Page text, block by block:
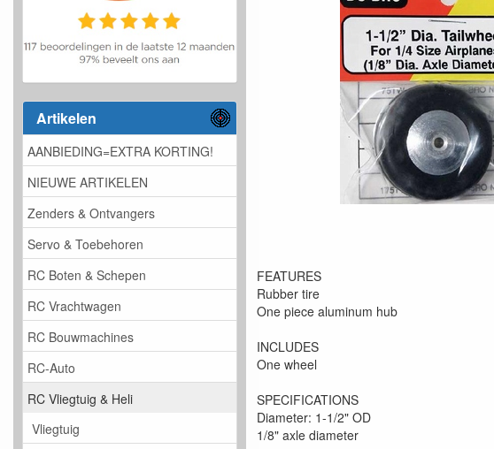
Artikelen
AANBIEDING=EXTRA KORTING!
NIEUWE ARTIKELEN
Zenders & Ontvangers
Servo & Toebehoren
RC Boten & Schepen
RC Vrachtwagen
RC Bouwmachines
RC-Auto
RC Vliegtuig & Heli
Vliegtuig
FEATURES
Rubber tire
One piece aluminum hub
INCLUDES
One wheel
SPECIFICATIONS
Diameter: 1-1/2" OD
1/8" axle diameter